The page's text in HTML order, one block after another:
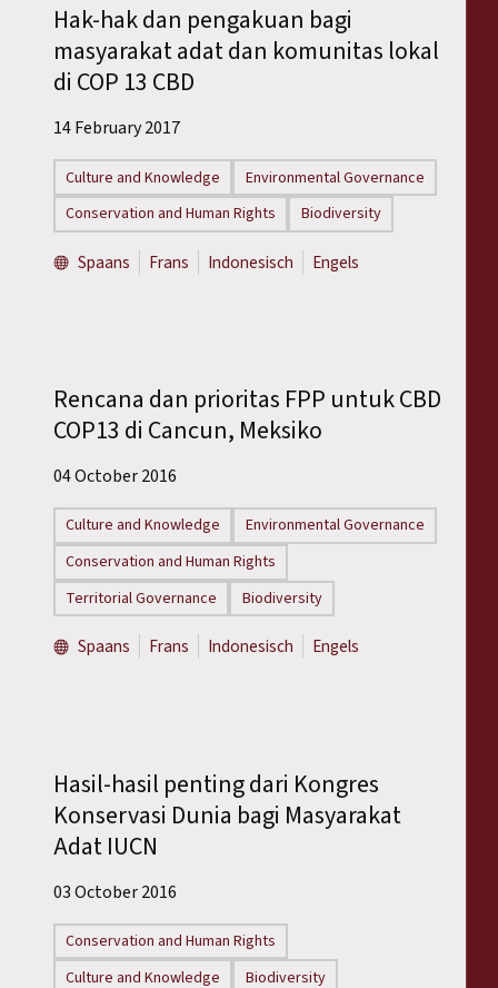
Hak-hak dan pengakuan bagi
masyarakat adat dan komunitas lokal
di COP 13 CBD
14 February 2017
Culture and Knowledge
Environmental Governance
Conservation and Human Rights
Biodiversity
Spaans Frans Indonesisch Engels
Rencana dan prioritas FPP untuk CBD
COP13 di Cancun, Meksiko
04 October 2016
Culture and Knowledge
Environmental Governance
Conservation and Human Rights
Territorial Governance
Biodiversity
Spaans Frans Indonesisch Engels
Hasil-hasil penting dari Kongres
Konservasi Dunia bagi Masyarakat
Adat IUCN
03 October 2016
Conservation and Human Rights
Culture and Knowledge
Biodiversity